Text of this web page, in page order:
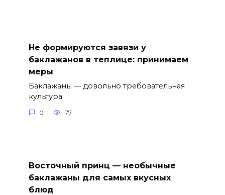
Не формируются завязи у
баклажанов в теплице: принимаем
меры
Баклажаны — довольно требовательная
культура.
0 77
Восточный принц — необычные
баклажаны для самых вкусных
блюд